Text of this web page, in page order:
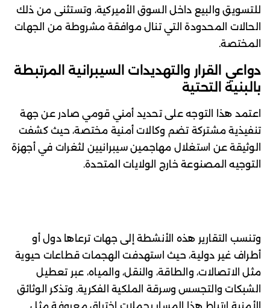
للتسويق والبيع داخل السوق الأميركية، وتستثنى من ذلك
الحالات المحدودة التي تنال موافقة مشروطة من الجهات
المختصة.
دواعي القرار والتهديدات السيبرانية المرتبطة
بالبنية التحتية
اعتمد هذا التوجه على تحديد أمني قومي صادر عن جهة
تنفيذية مشتركة تضم وكالات أمنية مختصة، حيث كشفت
الوثيقة عن استغلال مهاجمين سيبرانيين لثغرات في أجهزة
التوجيه المصنوعة خارج الولايات المتحدة.
وتنسب التقارير هذه الأنشطة إلى جهات ترعاها دول أو
أطراف غير دولية، حيث استهدفت الهجمات قطاعات حيوية
مثل الاتصالات، والطاقة، والنقل، والمياه، عبر تعطيل
الشبكات والتجسس وسرقة الملكية الفكرية. وتذكر الوثائق